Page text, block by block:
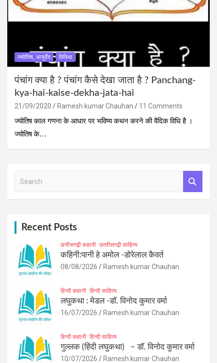
ज्योतिष, आयुर्वेद विविधा
पंचांग क्‍या है ? पंचांग कैसे देखा जाता है ? Panchang-
kya-hai-kaise-dekha-jata-hai
21/09/2020 Ramesh kumar Chauhan
11 Comments
ज्योतिष काल गणना के आधार पर भविष्य कथन करने की वैदिक विधि है ।
ज्योतिष के…
Recent Posts
छत्तीसगढ़ी कहानी छत्‍तीसगढ़ी साहित्‍य
कहिनी:पानी हे अमोल -डोरेलाल कैवर्त
08/08/2026 Ramesh kumar Chauhan
हिन्दी कहानी हिन्दी साहित्य
लघुकथा : मेडल -डॉ. विनोद कुमार वर्मा
16/07/2026 Ramesh kumar Chauhan
हिन्दी कहानी हिन्दी साहित्य
गुल्लक (हिंदी लघुकथा) – डॉ. विनोद कुमार वर्मा
10/07/2026 Ramesh kumar Chauhan